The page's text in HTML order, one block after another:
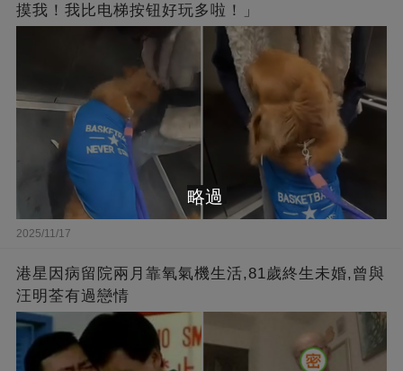
摸我！我比电梯按钮好玩多啦！」
2025/11/17
港星因病留院兩月靠氧氣機生活,81歲終生未婚,曾與
汪明荃有過戀情
略過